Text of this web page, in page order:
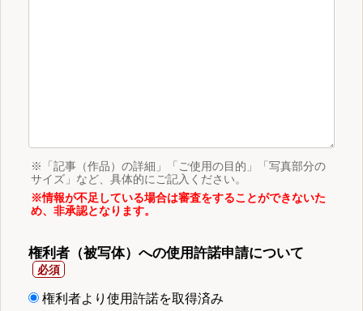
※「記事（作品）の詳細」「ご使用の目的」「写真部分の
サイズ」など、具体的にご記入ください。
※情報が不足している場合は審査をすることができないた
め、非承認となります。
権利者（被写体）への使用許諾申請について
権利者より使用許諾を取得済み